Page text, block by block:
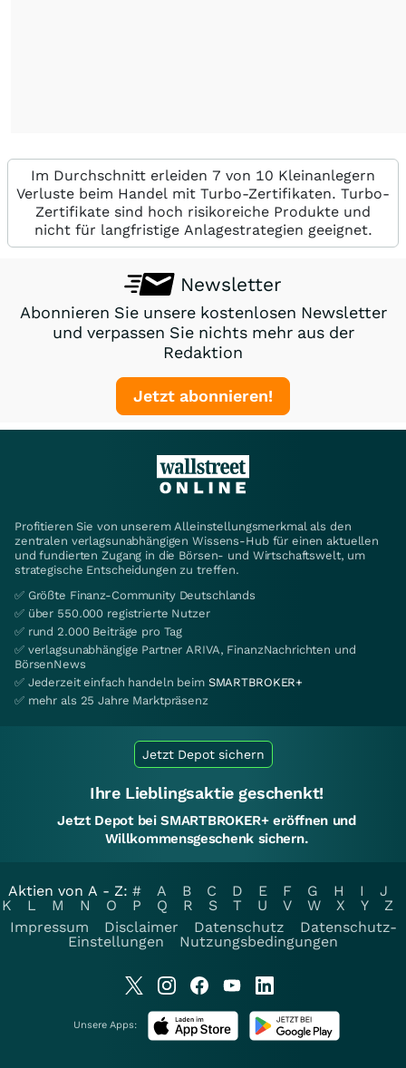
Im Durchschnitt erleiden 7 von 10 Kleinanlegern
Verluste beim Handel mit Turbo-Zertifikaten. Turbo-
Zertifikate sind hoch risikoreiche Produkte und
nicht für langfristige Anlagestrategien geeignet.
Newsletter
Abonnieren Sie unsere kostenlosen Newsletter
und verpassen Sie nichts mehr aus der
Redaktion
Jetzt abonnieren!
Profitieren Sie von unserem Alleinstellungsmerkmal als den
zentralen verlagsunabhängigen Wissens-Hub für einen aktuellen
und fundierten Zugang in die Börsen- und Wirtschaftswelt, um
strategische Entscheidungen zu treffen.
✅ Größte Finanz-Community Deutschlands
✅ über 550.000 registrierte Nutzer
✅ rund 2.000 Beiträge pro Tag
✅ verlagsunabhängige Partner ARIVA, FinanzNachrichten und
BörsenNews
✅ Jederzeit einfach handeln beim SMARTBROKER+
✅ mehr als 25 Jahre Marktpräsenz
Jetzt Depot sichern
Ihre Lieblingsaktie geschenkt!
Jetzt Depot bei SMARTBROKER+ eröffnen und
Willkommensgeschenk sichern.
Aktien von A - Z: # A B C D E F G H I
J
K
L M N O P Q R S T U V W X Y
Z
Impressum
Disclaimer Datenschutz
Datenschutz-
Einstellungen
Nutzungsbedingungen
Unsere Apps: